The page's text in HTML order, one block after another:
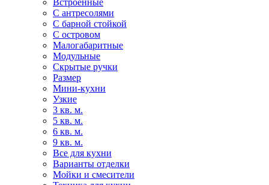
Встроенные
С антресолями
С барной стойкой
С островом
Малогабаритные
Модульные
Скрытые ручки
Размер
Мини-кухни
Узкие
3 кв. м.
5 кв. м.
6 кв. м.
9 кв. м.
Все для кухни
Варианты отделки
Мойки и смесители